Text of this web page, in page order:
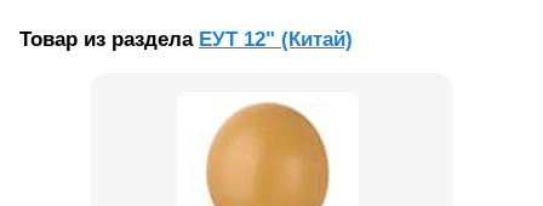
Товар из раздела ЕУТ 12" (Китай)